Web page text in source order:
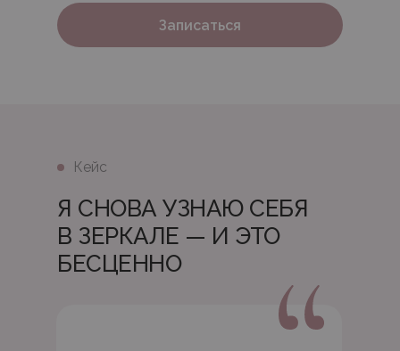
Записаться
Кейс
Я СНОВА УЗНАЮ СЕБЯ
В ЗЕРКАЛЕ — И ЭТО
БЕСЦЕННО